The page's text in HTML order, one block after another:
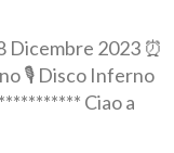
Dicembre 2023 ⏰
🎙️ Disco Inferno
Ciao a